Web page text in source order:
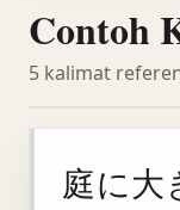
Contoh
5 kalimat
庭に大